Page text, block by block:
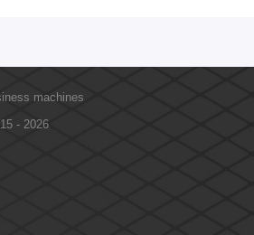
machines
- 2026